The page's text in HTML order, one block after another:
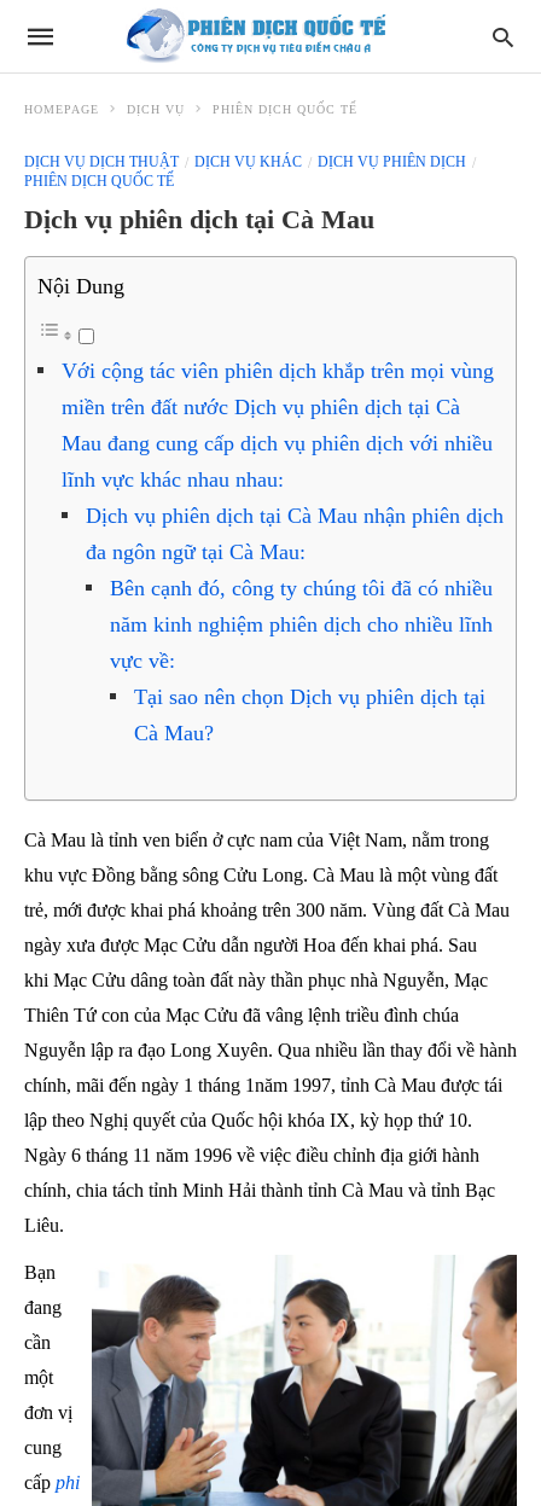
HOMEPAGE DỊCH VỤ PHIÊN DỊCH QUỐC TẾ
DỊCH VỤ DỊCH THUẬT DỊCH VỤ KHÁC
DỊCH VỤ PHIÊN DỊCH
PHIÊN DỊCH QUỐC TẾ
Dịch vụ phiên dịch tại Cà Mau
Nội Dung
Với cộng tác viên phiên dịch khắp trên mọi vùng
miền trên đất nước Dịch vụ phiên dịch tại Cà
Mau đang cung cấp dịch vụ phiên dịch với nhiều
lĩnh vực khác nhau nhau:
Dịch vụ phiên dịch tại Cà Mau nhận phiên dịch
đa ngôn ngữ tại Cà Mau:
Bên cạnh đó, công ty chúng tôi đã có nhiều
năm kinh nghiệm phiên dịch cho nhiều lĩnh
vực về:
Tại sao nên chọn Dịch vụ phiên dịch tại
Cà Mau?
Cà Mau là tỉnh ven biển ở cực nam của Việt Nam, nằm trong
khu vực Đồng bằng sông Cửu Long. Cà Mau là một vùng đất
trẻ, mới được khai phá khoảng trên 300 năm. Vùng đất Cà Mau
ngày xưa được Mạc Cửu dẫn người Hoa đến khai phá. Sau
khi Mạc Cửu dâng toàn đất này thần phục nhà Nguyễn, Mạc
Thiên Tứ con của Mạc Cửu đã vâng lệnh triều đình chúa
Nguyễn lập ra đạo Long Xuyên. Qua nhiều lần thay đổi về hành
chính, mãi đến ngày 1 tháng 1năm 1997, tỉnh Cà Mau được tái
lập theo Nghị quyết của Quốc hội khóa IX, kỳ họp thứ 10.
Ngày 6 tháng 11 năm 1996 về việc điều chỉnh địa giới hành
chính, chia tách tỉnh Minh Hải thành tỉnh Cà Mau và tỉnh Bạc
Liêu.
Bạn
đang
cần
một
đơn vị
cung
cấp phi